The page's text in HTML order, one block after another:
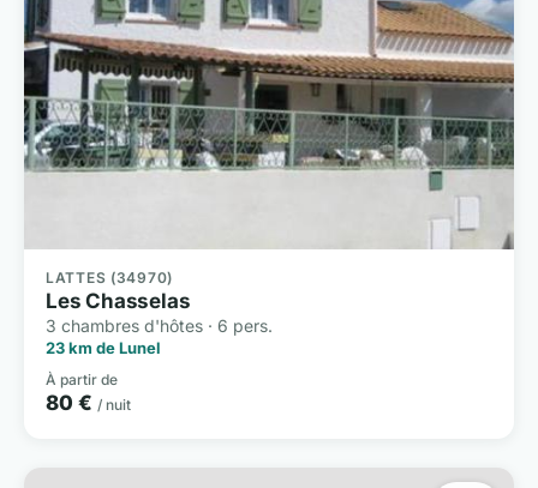
LATTES (34970)
Les Chasselas
3 chambres d'hôtes · 6 pers.
23 km de Lunel
À partir de
80 € / nuit